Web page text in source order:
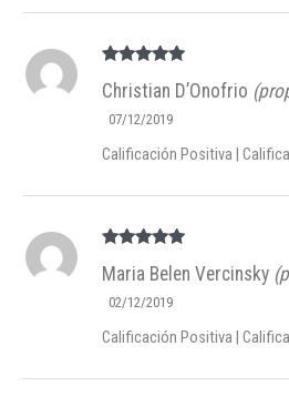
5de 5
Christian D’Onofrio
07/12/2019
Calificación Positiva |
5de 5
Maria Belen Vercinsky
02/12/2019
Calificación Positiva |